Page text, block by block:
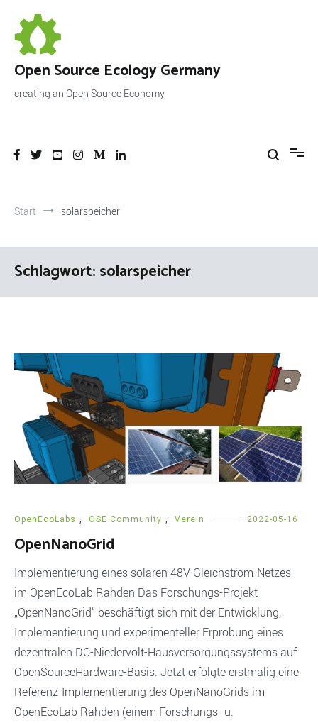
Inhalt
springen
Open Source Ecology Germany
creating an Open Source Economy
Start solarspeicher
Schlagwort:solarspeicher
OpenEcoLabs , OSE Community , Verein 2022-05-16
OpenNanoGrid
Implementierung eines solaren 48V Gleichstrom-Netzes
im OpenEcoLab Rahden Das Forschungs-Projekt
„OpenNanoGrid“ beschäftigt sich mit der Entwicklung,
Implementierung und experimenteller Erprobung eines
dezentralen DC-Niedervolt-Hausversorgungssystems auf
OpenSourceHardware-Basis. Jetzt erfolgte erstmalig eine
Referenz-Implementierung des OpenNanoGrids im
OpenEcoLab Rahden (einem Forschungs- u.